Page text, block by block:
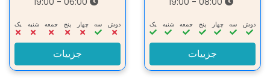
دوش سه‌ چهار پنج جمعه شنبه یک
جزییات
دوش سه‌ چهار پنج جمعه شنبه یک
جزییات